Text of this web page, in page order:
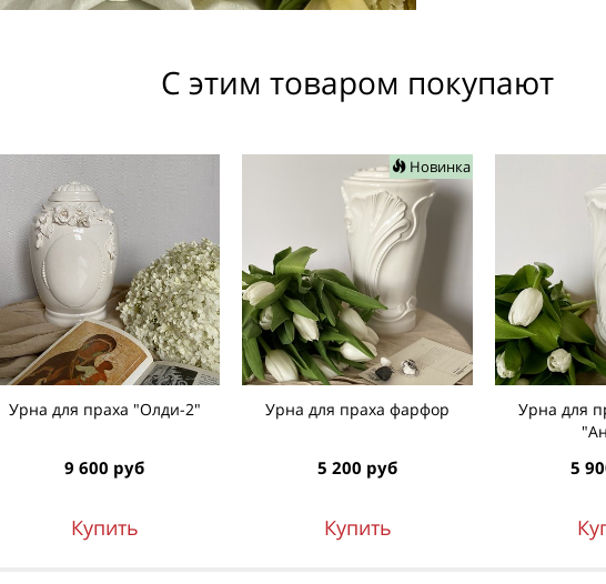
С этим товаром покупают
Урна для праха "Олди-2"
9 600 руб
Купить
Новинка
Урна для праха фарфор
5 200 руб
Купить
Урна для
5